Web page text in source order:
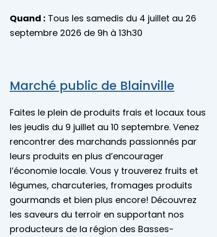
Quand : Tous les samedis du 4 juillet au 26
septembre 2026 de 9h à 13h30
Marché public de Blainville
Faites le plein de produits frais et locaux tous
les jeudis du 9 juillet au 10 septembre. Venez
rencontrer des marchands passionnés par
leurs produits en plus d’encourager
l’économie locale. Vous y trouverez fruits et
légumes, charcuteries, fromages produits
gourmands et bien plus encore! Découvrez
les saveurs du terroir en supportant nos
producteurs de la région des Basses-